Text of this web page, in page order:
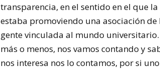
transparencia, en el sentido en el que
estaba promoviendo una asociación
gente vinculada al mundo
más o menos, nos vamos contando y
nos interesa nos lo contamos, por si